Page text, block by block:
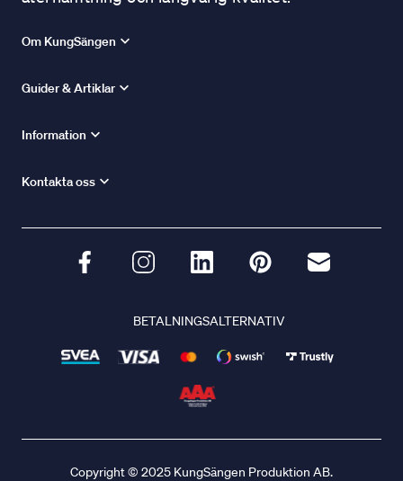
Om KungSängen
Guider & Artiklar
Information
Kontakta oss
BETALNINGSALTERNATIV
Copyright © 2025 KungSängen Produktion AB.